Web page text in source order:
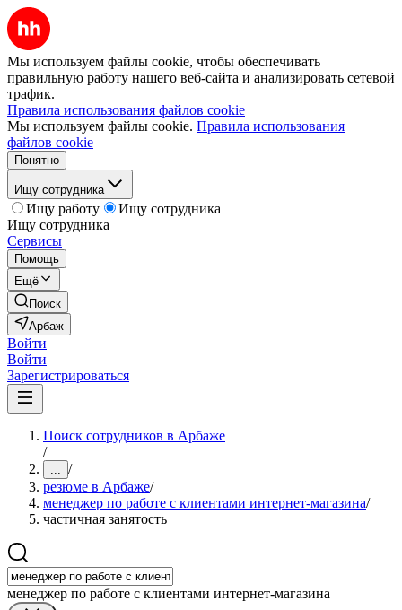
Мы используем файлы cookie, чтобы обеспечивать
правильную работу нашего веб-сайта и анализировать сетевой
трафик.
Правила использования файлов cookie
Мы используем файлы cookie. Правила использования
файлов cookie
Понятно
Ищу сотрудника
Ищу работу
Ищу сотрудника
Ищу сотрудника
Сервисы
Помощь
Ещё
Поиск
Арбаж
Войти
Войти
Зарегистрироваться
Поиск сотрудников в Арбаже
/
... /
резюме в Арбаже/
менеджер по работе с клиентами интернет-магазина/
частичная занятость
менеджер по работе с клиентами интернет-магазина